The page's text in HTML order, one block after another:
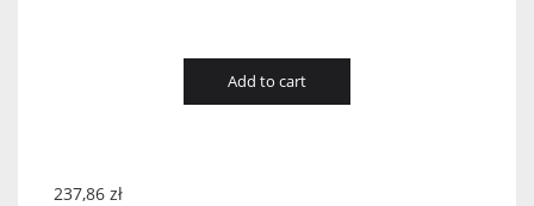
Add to cart
237,86 zł